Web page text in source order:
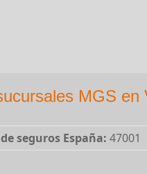
MGS en
seguros España: 47001